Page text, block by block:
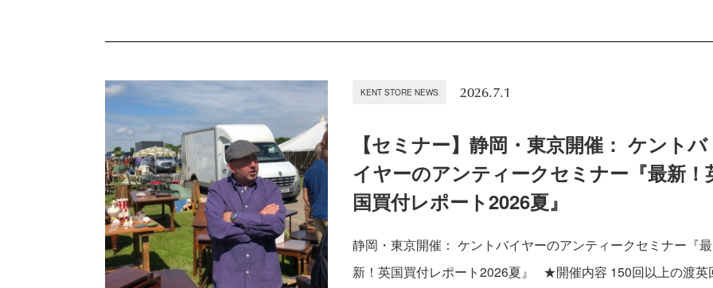
KENT STORE NEWS 2026.7.1
【セミナー】静岡・東京開催： ケントバ
イヤーのアンティークセミナー『最新！
国買付レポート2026夏』
静岡・東京開催： ケントバイヤーのアンティークセミナー『最
新！英国買付レポート2026夏』 ★開催内容 150回以上の渡英